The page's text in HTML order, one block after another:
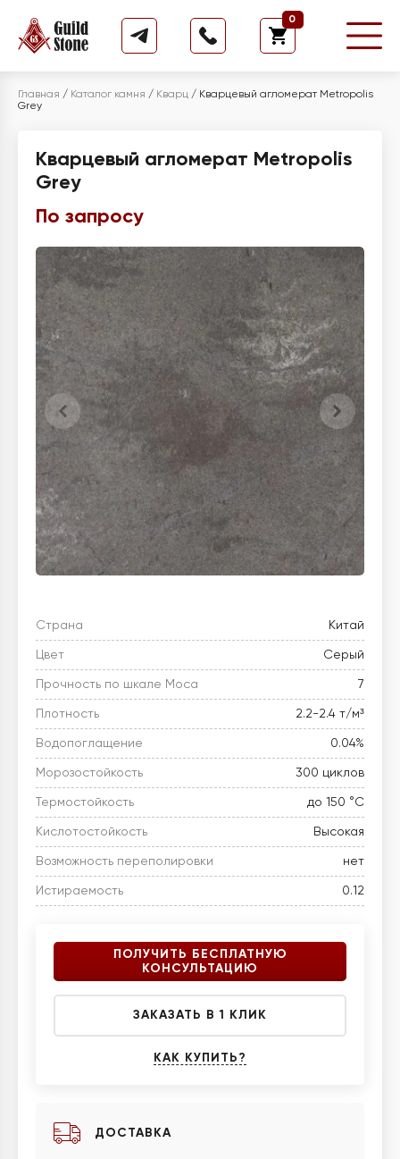
0
Главная / Каталог камня / Кварц / Кварцевый агломерат Metropolis
Grey
Кварцевый агломерат Metropolis
Grey
По запросу
Страна Китай
Цвет Серый
Прочность по шкале Моса 7
Плотность 2.2-2.4 т/м³
Водопоглащение 0.04%
Морозостойкость 300 циклов
Термостойкость до 150 °C
Кислотостойкость Высокая
Возможность переполировки нет
Истираемость 0.12
ПОЛУЧИТЬ БЕСПЛАТНУЮ
КОНСУЛЬТАЦИЮ
ЗАКАЗАТЬ В 1 КЛИК
КАК КУПИТЬ?
ДОСТАВКА